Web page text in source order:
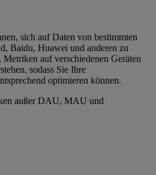
sich auf Daten von bestimmten
Baidu, Huawei und anderen zu
auf verschiedenen Geräten
sodass Sie Ihre
optimieren können.
außer DAU, MAU und